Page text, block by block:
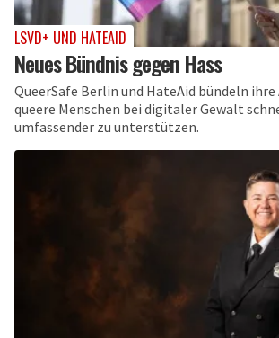
LSVD+ UND HATEAID
Neues Bündnis gegen Hass
QueerSafe Berlin und HateAid bündeln
queere Menschen bei digitaler Gewalt
umfassender zu unterstützen.